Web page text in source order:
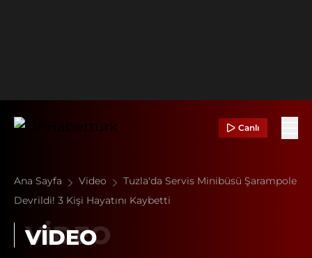
Canlı
Ana Sayfa Video
Tuzla'da Servis Minibüsü Şarampole
Devrildi! 3 Kişi Hayatını Kaybetti
VİDEO